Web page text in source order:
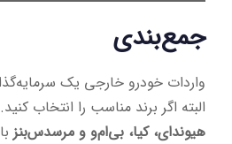
جمع‌بندی
واردات خودرو خارجی یک
البته اگر برند مناسب را انتخاب
هیوندای، کیا، بی‌ام‌و و مرسدس‌بنز